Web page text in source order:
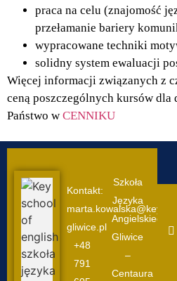
praca na celu (znajomość
przełamanie bariery
wypracowane techniki
solidny system ewaluacji
Więcej informacji związanych z
ceną poszczególnych kursów dla
Państwo w CENNIKU
Kontakt:
gliwice.pl
+48
791
Szkoła
Języka
Angielskiego
Gliwice
–
Centaura